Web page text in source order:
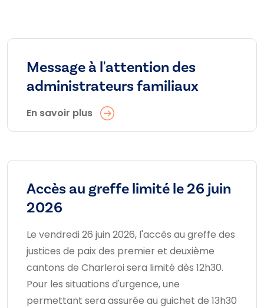
Message à l'attention des
administrateurs familiaux
En savoir plus
Accès au greffe limité le 26 juin
2026
Le vendredi 26 juin 2026, l'accès au greffe des
justices de paix des premier et deuxième
cantons de Charleroi sera limité dès 12h30.
Pour les situations d'urgence, une
permettant sera assurée au guichet de 13h30